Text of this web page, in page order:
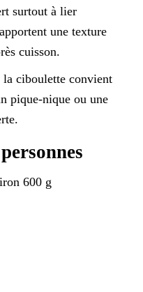
surtout à lier
une texture
cuisson.
la ciboulette convient
pique-nique ou une
600 g